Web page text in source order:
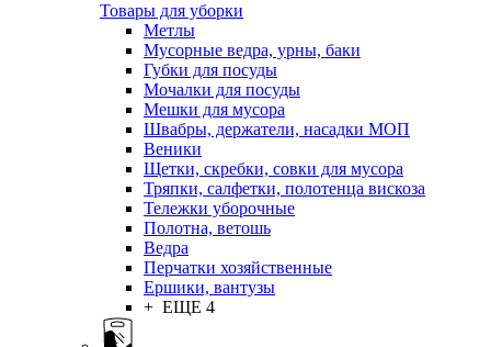
Товары для уборки
Метлы
Мусорные ведра, урны, баки
Губки для посуды
Мочалки для посуды
Мешки для мусора
Швабры, держатели, насадки МОП
Веники
Щетки, скребки, совки для мусора
Тряпки, салфетки, полотенца вискоза
Тележки уборочные
Полотна, ветошь
Ведра
Перчатки хозяйственные
Ершики, вантузы
+ ЕЩЕ 4